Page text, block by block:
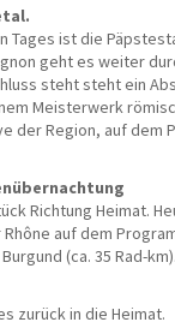
Tages ist die
geht es weiter
steht steht ein
Meisterwerk
der Region, auf dem
Richtung Heimat.
auf dem
(ca. 35 Rad-km).
zurück in die Heimat.